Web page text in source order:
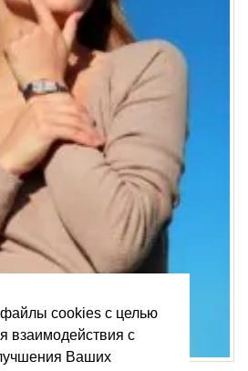
файлы cookies с целью
взаимодействия с
Ваших